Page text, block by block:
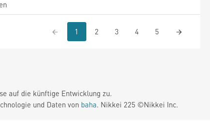
1 2 3 4 5
auf die künftige Entwicklung zu.
und Daten von baha. Nikkei 225 ©Nikkei Inc.